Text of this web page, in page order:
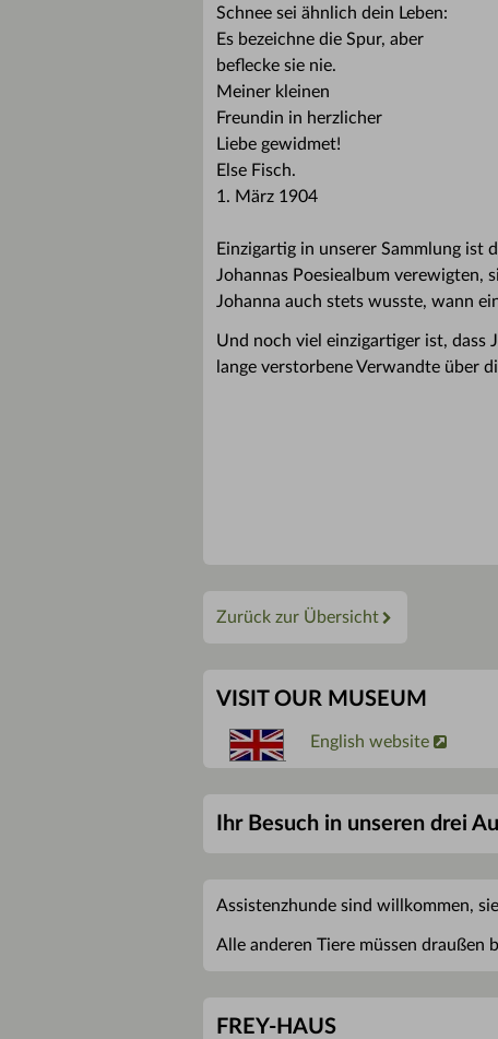
Schnee sei ähnlich dein Leben:
Es bezeichne die Spur, aber
beflecke sie nie.
Meiner kleinen
Freundin in herzlicher
Liebe gewidmet!
Else Fisch.
1. März 1904
Einzigartig in unserer Sammlung ist
Johannas Poesiealbum verewigten,
Johanna auch stets wusste, wann
Und noch viel einzigartiger ist, dass
lange verstorbene Verwandte über
Zurück zur Übersicht
VISIT OUR MUSEUM
English website
Ihr Besuch in unseren drei
Assistenzhunde sind willkommen,
Alle anderen Tiere müssen draußen
FREY-HAUS